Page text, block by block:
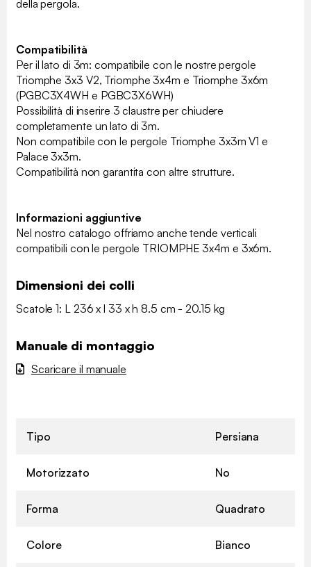
della pergola.
Compatibilità
Per il lato di 3m: compatibile con le nostre pergole
Triomphe 3x3 V2, Triomphe 3x4m e Triomphe 3x6m
(PGBC3X4WH e PGBC3X6WH)
Possibilità di inserire 3 claustre per chiudere
completamente un lato di 3m.
Non compatibile con le pergole Triomphe 3x3m V1 e
Palace 3x3m.
Compatibilità non garantita con altre strutture.
Informazioni aggiuntive
Nel nostro catalogo offriamo anche tende verticali
compatibili con le pergole TRIOMPHE 3x4m e 3x6m.
Dimensioni dei colli
Scatole 1: L 236 x l 33 x h 8.5 cm - 20.15 kg
Manuale di montaggio
Scaricare il manuale
Tipo Persiana
Motorizzato No
Forma Quadrato
Colore Bianco